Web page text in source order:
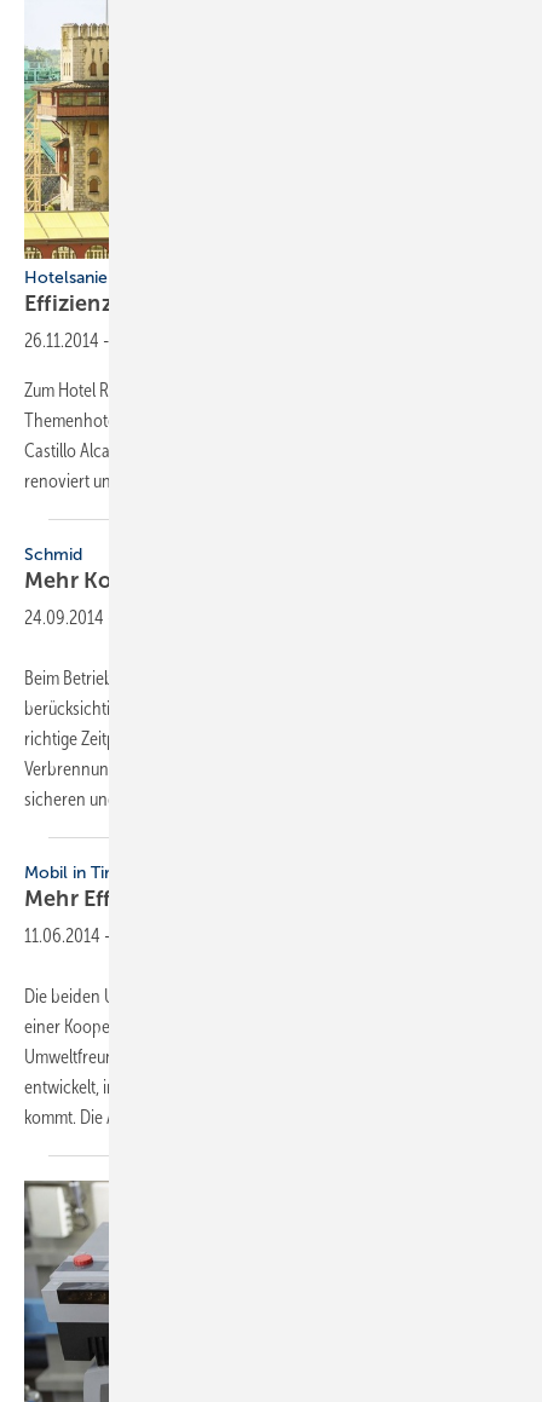
Hotelsanierung mit VRF-Technik
Effizienz im
26.11.2014 -
Zum Hotel Resort des Europa-Parks in Rust gehören fünf 4-Sterne-
Themenhotels. Die rund 300 Zimmer der Hotels El Andaluz und
Castillo Alcazar wurden in einem sehr engen Zeitplan komplett
renoviert und mit Klimageräten von Panasonic
Schmid
Mehr Komfort und
24.09.2014
Beim Betrieb eines Festbrennstoffofens gilt es einige Punkte zu
berücksichtigen, beispielsweise die optimale Brennstoffmenge, der
richtige Zeitpunkt zum Nachlegen und die korrekte Einstellung der
Verbrennungsluftzufuhr. Um von vornherein einen sauberen,
sicheren und wirtschaftlichen Betrieb
Mobil in Time
Mehr Effizienz bei mobiler
11.06.2014 -
Die beiden Unternehmen Hoval und Mobil in Time haben im Rahmen
einer Kooperation, die Heizmobile auf mehr Effizienz und
Umweltfreundlichkeit hin optimieren will, das HM Eco Ultraoil
entwickelt, in dem auch Weishaupt-Brennertechnik zum Einsatz
kommt. Die Anlage soll besonders